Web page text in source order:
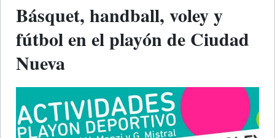
Básquet, handball, voley y
fútbol en el playón de Ciudad
Nueva